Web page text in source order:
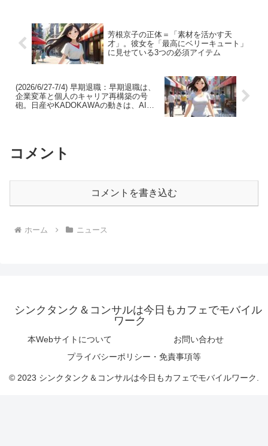
芳根京子の正体＝「素材を活かす天
才」。彼女を「最高にベリーキュート」
に見せている3つの必須アイテム
(2026/6/27-7/4) 早期退職：早期退職は、
企業変革と個人のキャリア再構築の号
砲。日産やKADOKAWAの動きは、AI時
コメント
コメントを書き込む
ホーム ニュース
シンクタンク＆コンサルは今日もカフェでモバイル
ワーク
本Webサイトについて
お問い合わせ
プライバシーポリシー・免責事項等
© 2023 シンクタンク＆コンサルは今日もカフェでモバイルワーク.